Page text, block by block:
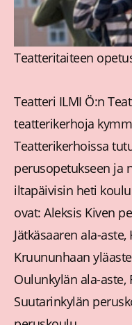
Teatteritaiteen
Teatteri ILMI Ö:n
teatterikerhoja
Teatterikerhoissa
perusopetukseen ja
iltapäivisin heti
ovat: Aleksis Kiven
Jätkäsaaren ala-
Kruununhaan
Oulunkylän ala-aste,
Suutarinkylän